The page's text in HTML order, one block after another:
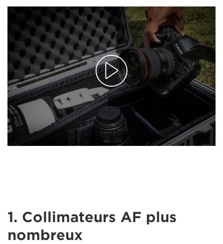
1. Collimateurs AF plus
nombreux